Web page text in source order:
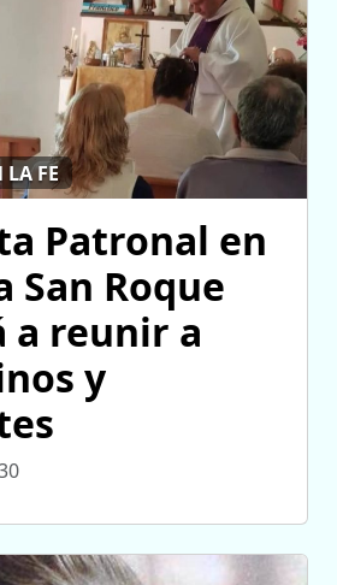
LA FE
Patronal en
San Roque
a reunir a
y